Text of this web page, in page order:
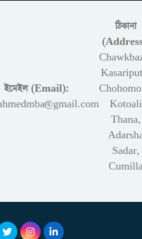
ইমেইল (Email):
ঠিকানা
Kotoali
Thana,
Sadar,